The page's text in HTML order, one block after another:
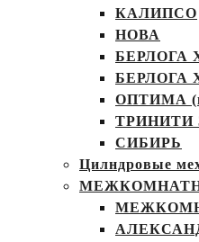
КАЛИПСО
НОВА
БЕРЛОГА
БЕРЛОГА
ОПТИМА
ТРИНИТИ
СИБИРЬ
Цилндровые